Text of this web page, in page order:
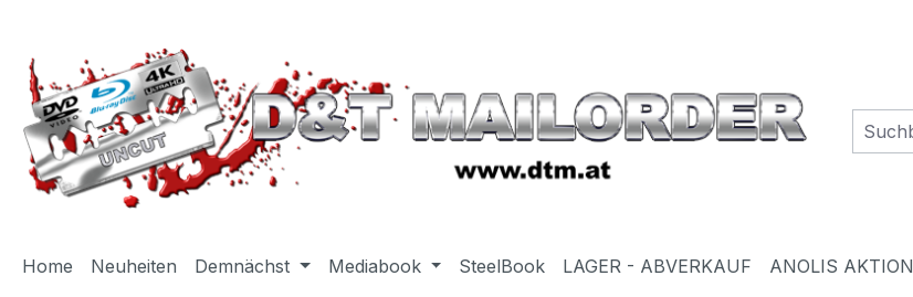
Home Neuheiten Demnächst Mediabook SteelBook LAGER - ABVERKAUF ANOLIS AKTION